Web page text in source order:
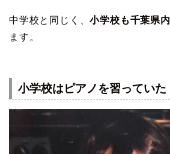
中学校と同じく、小学校も千葉県内
ます。
小学校はピアノを習っていた